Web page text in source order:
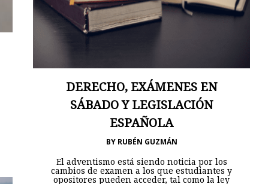
DERECHO, EXÁMENES EN
SÁBADO Y LEGISLACIÓN
ESPAÑOLA
BY RUBÉN GUZMÁN
El adventismo está siendo noticia por los
cambios de examen a los que estudiantes y
opositores pueden acceder, tal como la ley